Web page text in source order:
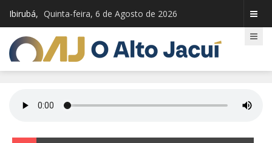
Ibirubá, Quinta-feira, 6 de Agosto de 2026